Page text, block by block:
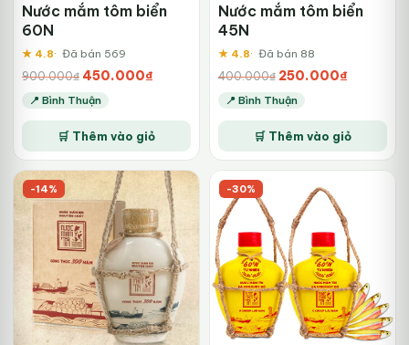
Nước mắm tôm biển
60N
★ 4.8
Đã bán 569
900.000₫ Giá
gốc
là:
900.000₫.
450.000₫
là:
450.000₫.
📍 Bình Thuận
🛒 Thêm vào giỏ
Nước mắm tôm biển
45N
★ 4.8
Đã bán 88
400.000₫ Giá
gốc
là:
400.000₫.
250.000₫
là:
250.000₫.
📍 Bình Thuận
🛒 Thêm vào giỏ
-14% -30%